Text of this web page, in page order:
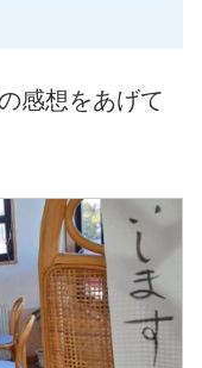
感想をあげて